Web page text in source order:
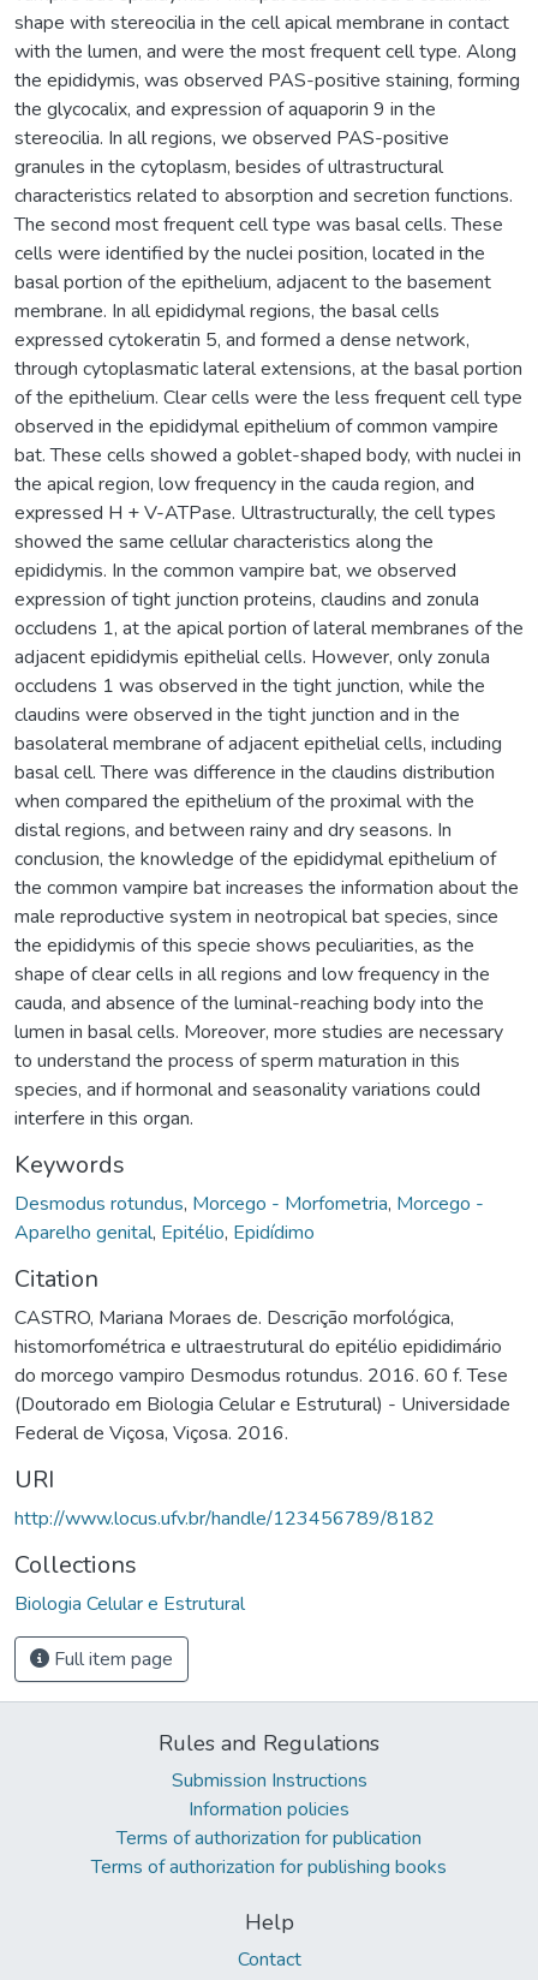
shape with stereocilia in the cell apical membrane in contact
with the lumen, and were the most frequent cell type. Along
the epididymis, was observed PAS-positive staining, forming
the glycocalix, and expression of aquaporin 9 in the
stereocilia. In all regions, we observed PAS-positive
granules in the cytoplasm, besides of ultrastructural
characteristics related to absorption and secretion functions.
The second most frequent cell type was basal cells. These
cells were identified by the nuclei position, located in the
basal portion of the epithelium, adjacent to the basement
membrane. In all epididymal regions, the basal cells
expressed cytokeratin 5, and formed a dense network,
through cytoplasmatic lateral extensions, at the basal portion
of the epithelium. Clear cells were the less frequent cell type
observed in the epididymal epithelium of common vampire
bat. These cells showed a goblet-shaped body, with nuclei in
the apical region, low frequency in the cauda region, and
expressed H + V-ATPase. Ultrastructurally, the cell types
showed the same cellular characteristics along the
epididymis. In the common vampire bat, we observed
expression of tight junction proteins, claudins and zonula
occludens 1, at the apical portion of lateral membranes of the
adjacent epididymis epithelial cells. However, only zonula
occludens 1 was observed in the tight junction, while the
claudins were observed in the tight junction and in the
basolateral membrane of adjacent epithelial cells, including
basal cell. There was difference in the claudins distribution
when compared the epithelium of the proximal with the
distal regions, and between rainy and dry seasons. In
conclusion, the knowledge of the epididymal epithelium of
the common vampire bat increases the information about the
male reproductive system in neotropical bat species, since
the epididymis of this specie shows peculiarities, as the
shape of clear cells in all regions and low frequency in the
cauda, and absence of the luminal-reaching body into the
lumen in basal cells. Moreover, more studies are necessary
to understand the process of sperm maturation in this
species, and if hormonal and seasonality variations could
interfere in this organ.
Keywords
Desmodus rotundus, Morcego - Morfometria, Morcego -
Aparelho genital, Epitélio, Epidídimo
Citation
CASTRO, Mariana Moraes de. Descrição morfológica,
histomorfométrica e ultraestrutural do epitélio epididimário
do morcego vampiro Desmodus rotundus. 2016. 60 f. Tese
(Doutorado em Biologia Celular e Estrutural) - Universidade
Federal de Viçosa, Viçosa. 2016.
URI
http://www.locus.ufv.br/handle/123456789/8182
Collections
Biologia Celular e Estrutural
Full item page
Rules and Regulations
Submission Instructions
Information policies
Terms of authorization for publication
Terms of authorization for publishing books
Help
Contact